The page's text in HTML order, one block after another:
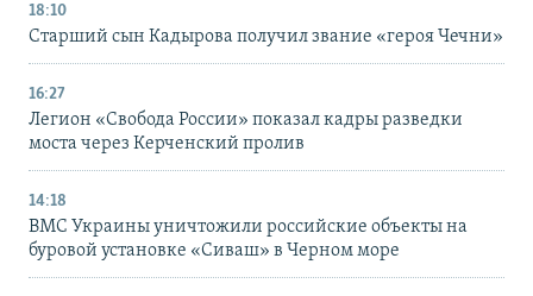
18:10
Старший сын Кадырова получил звание «героя Чечни»
16:27
Легион «Свобода России» показал кадры разведки
моста через Керченский пролив
14:18
ВМС Украины уничтожили российские объекты на
буровой установке «Сиваш» в Черном море